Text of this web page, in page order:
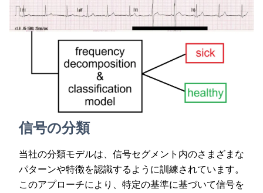
信号の分類
当社の分類モデルは、信号セグメント内のさまざまな
パターンや特徴を認識するように訓練されています。
このアプローチにより、特定の基準に基づいて信号を